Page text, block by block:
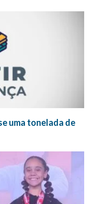
uma tonelada de